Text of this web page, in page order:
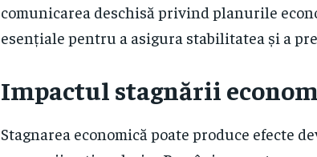
comunicarea deschisă privind planurile
esențiale pentru a asigura stabilitatea și a
Impactul stagnării
Stagnarea economică poate produce efecte